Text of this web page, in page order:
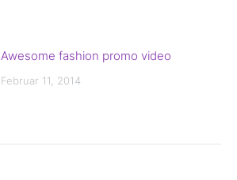
Awesome fashion promo video
Februar 11, 2014